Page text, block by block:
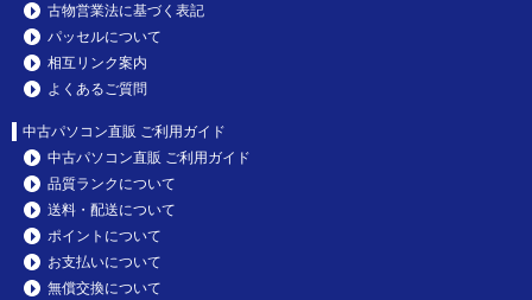
古物営業法に基づく表記
パッセルについて
相互リンク案内
よくあるご質問
中古パソコン直販 ご利用ガイド
中古パソコン直販 ご利用ガイド
品質ランクについて
送料・配送について
ポイントについて
お支払いについて
無償交換について